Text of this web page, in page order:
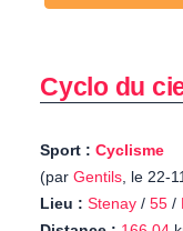
Cyclo du
Sport : Cyclisme
(par Gentils, le 22-
Lieu : Stenay / 55 /